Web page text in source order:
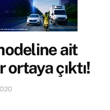
ait
çıktı!